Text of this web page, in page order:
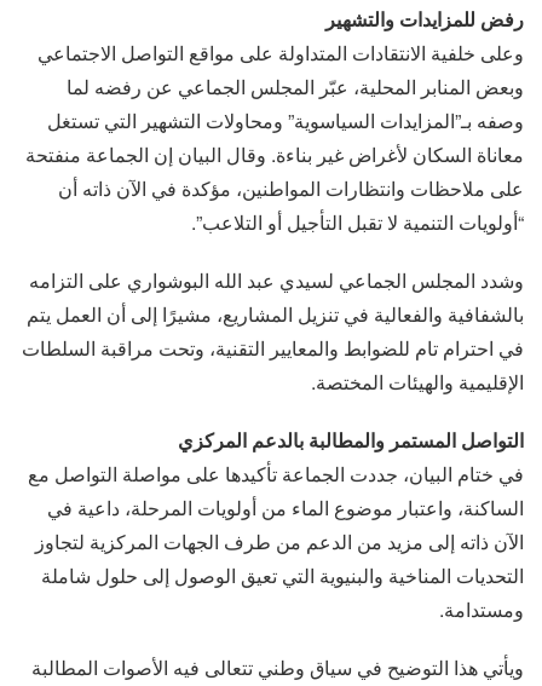
رفض للمزايدات والتشهير
وعلى خلفية الانتقادات المتداولة على مواقع التواصل الاجتماعي
وبعض المنابر المحلية، عبّر المجلس الجماعي عن رفضه لما
وصفه بـ”المزايدات السياسوية” ومحاولات التشهير التي تستغل
معاناة السكان لأغراض غير بناءة. وقال البيان إن الجماعة منفتحة
على ملاحظات وانتظارات المواطنين، مؤكدة في الآن ذاته أن
“أولويات التنمية لا تقبل التأجيل أو التلاعب”.
وشدد المجلس الجماعي لسيدي عبد الله البوشواري على التزامه
بالشفافية والفعالية في تنزيل المشاريع، مشيرًا إلى أن العمل يتم
في احترام تام للضوابط والمعايير التقنية، وتحت مراقبة السلطات
الإقليمية والهيئات المختصة.
التواصل المستمر والمطالبة بالدعم المركزي
في ختام البيان، جددت الجماعة تأكيدها على مواصلة التواصل مع
الساكنة، واعتبار موضوع الماء من أولويات المرحلة، داعية في
الآن ذاته إلى مزيد من الدعم من طرف الجهات المركزية لتجاوز
التحديات المناخية والبنيوية التي تعيق الوصول إلى حلول شاملة
ومستدامة.
ويأتي هذا التوضيح في سياق وطني تتعالى فيه الأصوات المطالبة